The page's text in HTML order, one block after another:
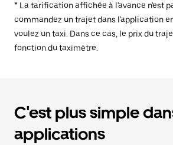
* La tarification affichée à l'avance n'est
commandez un trajet dans l'application
voulez un taxi. Dans ce cas, le prix du
fonction du taximètre.
C'est plus simple
applications